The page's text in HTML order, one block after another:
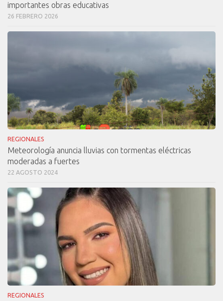
importantes obras educativas
26 FEBRERO 2026
REGIONALES
Meteorología anuncia lluvias con tormentas eléctricas
moderadas a fuertes
22 AGOSTO 2024
REGIONALES